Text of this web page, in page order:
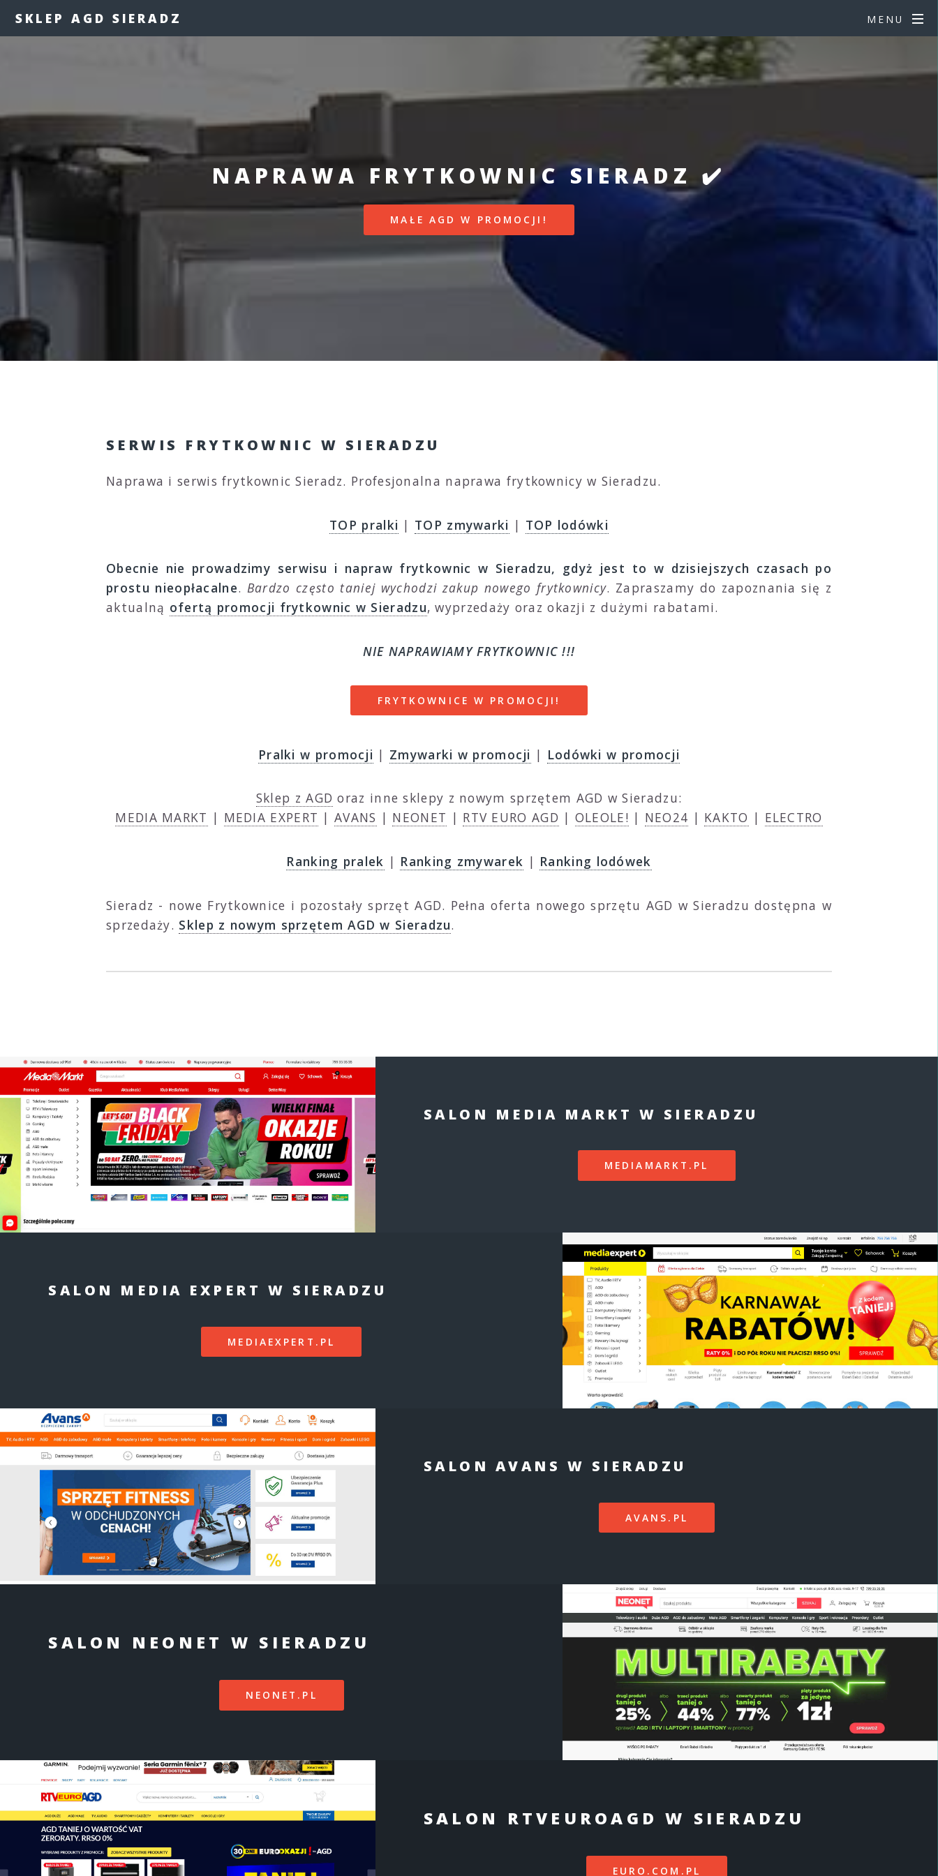
SKLEP AGD SIERADZ MENU
NAPRAWA FRYTKOWNIC SIERADZ ✔️
MAŁE AGD W PROMOCJI!
SERWIS FRYTKOWNIC W SIERADZU
Naprawa i serwis frytkownic Sieradz. Profesjonalna naprawa frytkownicy w Sieradzu.
TOP pralki | TOP zmywarki | TOP lodówki
Obecnie nie prowadzimy serwisu i napraw frytkownic w Sieradzu, gdyż jest to w dzisiejszych czasach po
prostu nieopłacalne. Bardzo często taniej wychodzi zakup nowego frytkownicy. Zapraszamy do zapoznania się z
aktualną ofertą promocji frytkownic w Sieradzu, wyprzedaży oraz okazji z dużymi rabatami.
NIE NAPRAWIAMY FRYTKOWNIC !!!
FRYTKOWNICE W PROMOCJI!
Pralki w promocji | Zmywarki w promocji | Lodówki w promocji
Sklep z AGD oraz inne sklepy z nowym sprzętem AGD w Sieradzu:
MEDIA MARKT | MEDIA EXPERT |AVANS | NEONET | RTV EURO AGD | OLEOLE! | NEO24 | KAKTO | ELECTRO
Ranking pralek | Ranking zmywarek | Ranking lodówek
Sieradz - nowe Frytkownice i pozostały sprzęt AGD. Pełna oferta nowego sprzętu AGD w Sieradzu dostępna w
sprzedaży. Sklep z nowym sprzętem AGD w Sieradzu.
SALON MEDIA MARKT W SIERADZU
MEDIAMARKT.PL
SALON MEDIA EXPERT W SIERADZU
MEDIAEXPERT.PL
SALON AVANS W SIERADZU
AVANS.PL
SALON NEONET W SIERADZU
NEONET.PL
SALON RTVEUROAGD W SIERADZU
EURO.COM.PL